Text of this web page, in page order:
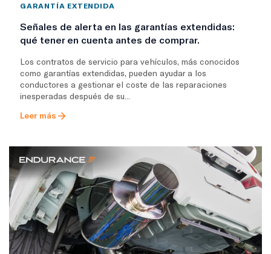
GARANTÍA EXTENDIDA
Señales de alerta en las garantías extendidas:
qué tener en cuenta antes de comprar.
Los contratos de servicio para vehículos, más conocidos
como garantías extendidas, pueden ayudar a los
conductores a gestionar el coste de las reparaciones
inesperadas después de su...
Leer más